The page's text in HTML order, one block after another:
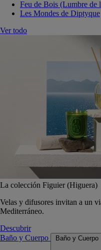
Feu de Bois (Lumbre de
Les Mondes de Diptyque
Ver todo
La colección Figuier (Higuera)
Velas y difusores invitan a un
Mediterráneo.
Descubrir
Baño y Cuerpo
Baño y Cuerpo